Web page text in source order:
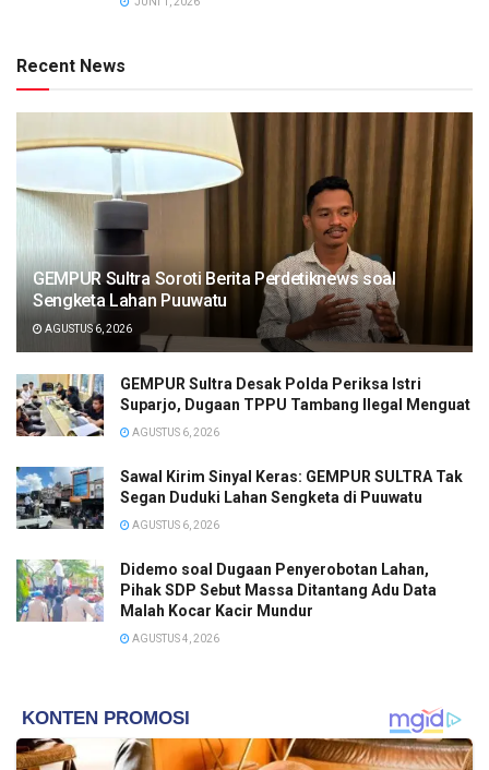
Recent News
GEMPUR Sultra Soroti Berita Perdetiknews soal
Sengketa Lahan Puuwatu
AGUSTUS 6, 2026
GEMPUR Sultra Desak Polda Periksa Istri
Suparjo, Dugaan TPPU Tambang Ilegal Menguat
AGUSTUS 6, 2026
Sawal Kirim Sinyal Keras: GEMPUR SULTRA Tak
Segan Duduki Lahan Sengketa di Puuwatu
AGUSTUS 6, 2026
Didemo soal Dugaan Penyerobotan Lahan,
Pihak SDP Sebut Massa Ditantang Adu Data
Malah Kocar Kacir Mundur
AGUSTUS 4, 2026